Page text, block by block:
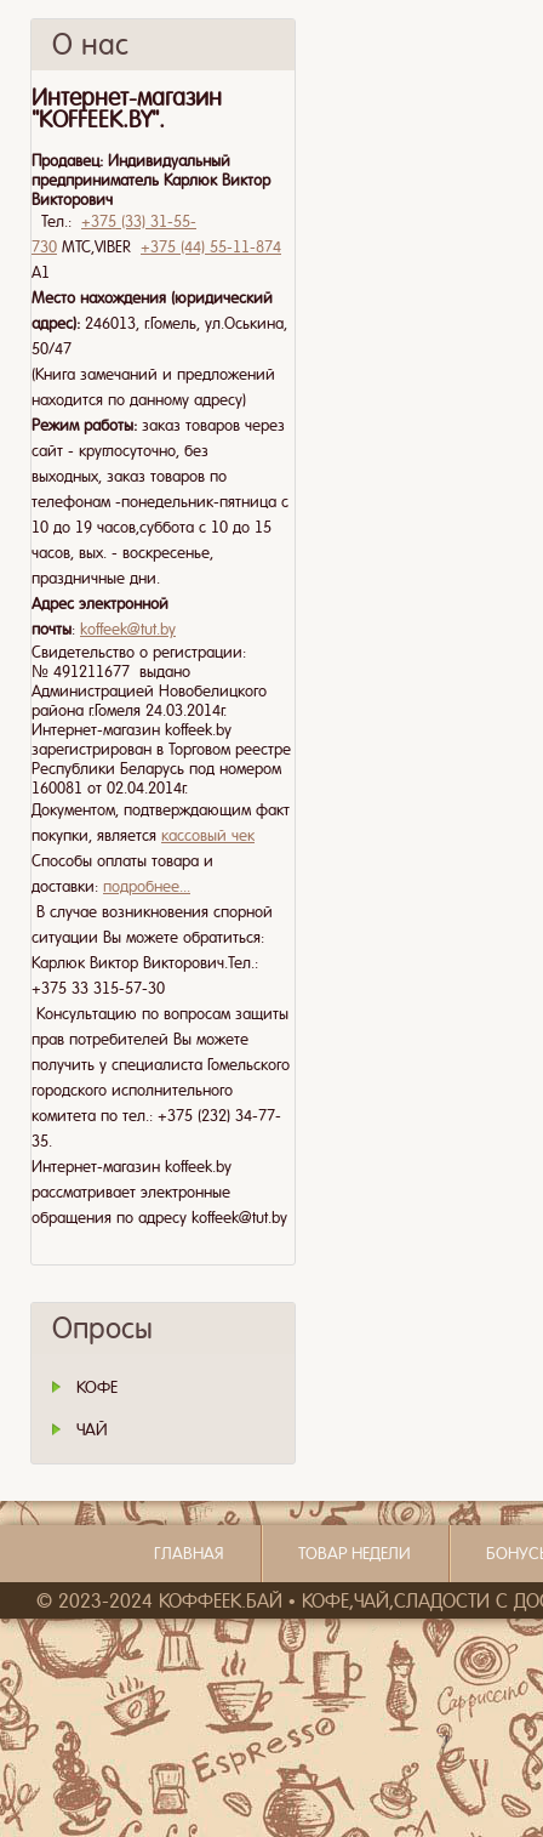
О нас
Интернет-магазин
"KOFFEEK.BY".
Продавец: Индивидуальный
предприниматель Карлюк Виктор
Викторович
Тел.: +375 (33) 31-55-
730 МТС,VIBER +375 (44) 55-11-874
A1
Место нахождения (юридический
адрес): 246013, г.Гомель, ул.Оськина,
50/47
(Книга замечаний и предложений
находится по данному адресу)
Режим работы: заказ товаров через
сайт - круглосуточно, без
выходных, заказ товаров по
телефонам -понедельник-пятница с
10 до 19 часов,суббота с 10 до 15
часов, вых. - воскресенье,
праздничные дни.
Адрес электронной
почты: koffeek@tut.by
Свидетельство о регистрации:
№ 491211677 выдано
Администрацией Новобелицкого
района г.Гомеля 24.03.2014г.
Интернет-магазин koffeek.by
зарегистрирован в Торговом реестре
Республики Беларусь под номером
160081 от 02.04.2014г.
Документом, подтверждающим факт
покупки, является кассовый чек
Способы оплаты товара и
доставки: подробнее...
В случае возникновения спорной
ситуации Вы можете обратиться:
Карлюк Виктор Викторович.Тел.:
+375 33 315-57-30
Консультацию по вопросам защиты
прав потребителей Вы можете
получить у специалиста Гомельского
городского исполнительного
комитета по тел.: +375 (232) 34-77-
35.
Интернет-магазин koffeek.by
рассматривает электронные
обращения по адресу koffeek@tut.by
Опросы
КОФЕ
ЧАЙ
ГЛАВНАЯ ТОВАР НЕДЕЛИ
© 2023-2024 КОФФЕЕК.БАЙ • КОФЕ,ЧАЙ,СЛАДОСТИ С